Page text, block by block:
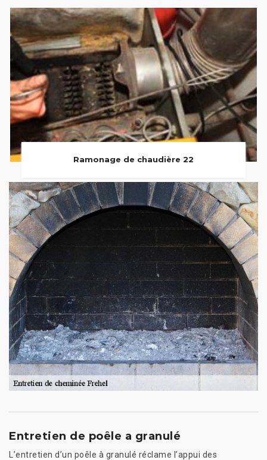
Ramonage de chaudière 22
Entretien de poêle a granulé
L’entretien d’un poêle à granulé réclame l’appui des